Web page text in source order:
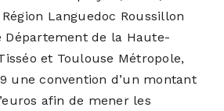
Languedoc Roussillon
Département de la Haute-
et Toulouse Métropole,
une convention d’un montant
afin de mener les